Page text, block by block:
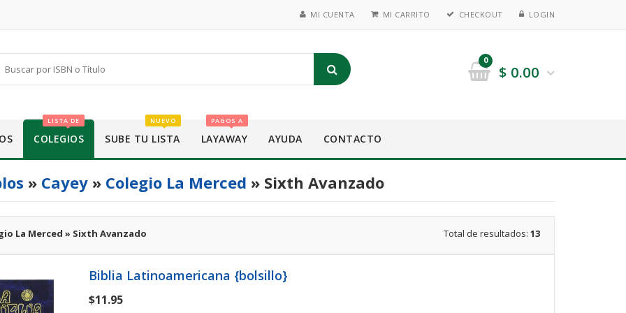
MI CUENTA MI CARRITO CHECKOUT LOGIN
0
$ 0.00
COLEGIOS
LISTA DE
SUBE TU LISTA
NUEVO
LAYAWAY
PAGOS A
AYUDA CONTACTO
» Cayey» Colegio La Merced » Sixth Avanzado
La Merced » Sixth Avanzado Total de resultados: 13
Biblia Latinoamericana {bolsillo}
$11.95